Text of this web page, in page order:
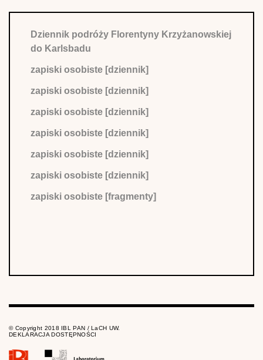
Dziennik podróży Florentyny Krzyżanowskiej
do Karlsbadu
zapiski osobiste [dziennik]
zapiski osobiste [dziennik]
zapiski osobiste [dziennik]
zapiski osobiste [dziennik]
zapiski osobiste [dziennik]
zapiski osobiste [dziennik]
zapiski osobiste [fragmenty]
© Copyright 2018 IBL PAN / LaCH UW.
DEKLARACJA DOSTĘPNOŚCI